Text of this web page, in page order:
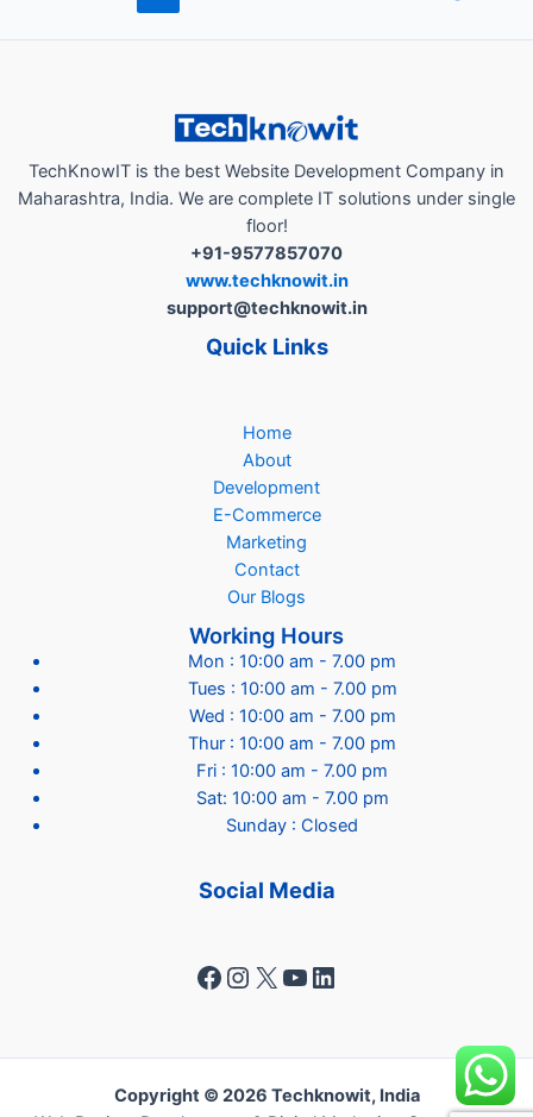
TechKnowIT is the best Website Development Company in
Maharashtra, India. We are complete IT solutions under single
floor!
+91-9577857070
www.techknowit.in
support@techknowit.in
Quick Links
Home
About
Development
E-Commerce
Marketing
Contact
Our Blogs
Working Hours
Mon : 10:00 am - 7.00 pm
Tues : 10:00 am - 7.00 pm
Wed : 10:00 am - 7.00 pm
Thur : 10:00 am - 7.00 pm
Fri : 10:00 am - 7.00 pm
Sat: 10:00 am - 7.00 pm
Sunday : Closed
Social Media
Facebook
Instagram
X YouTube
LinkedIn
Copyright © 2026 Techknowit, India